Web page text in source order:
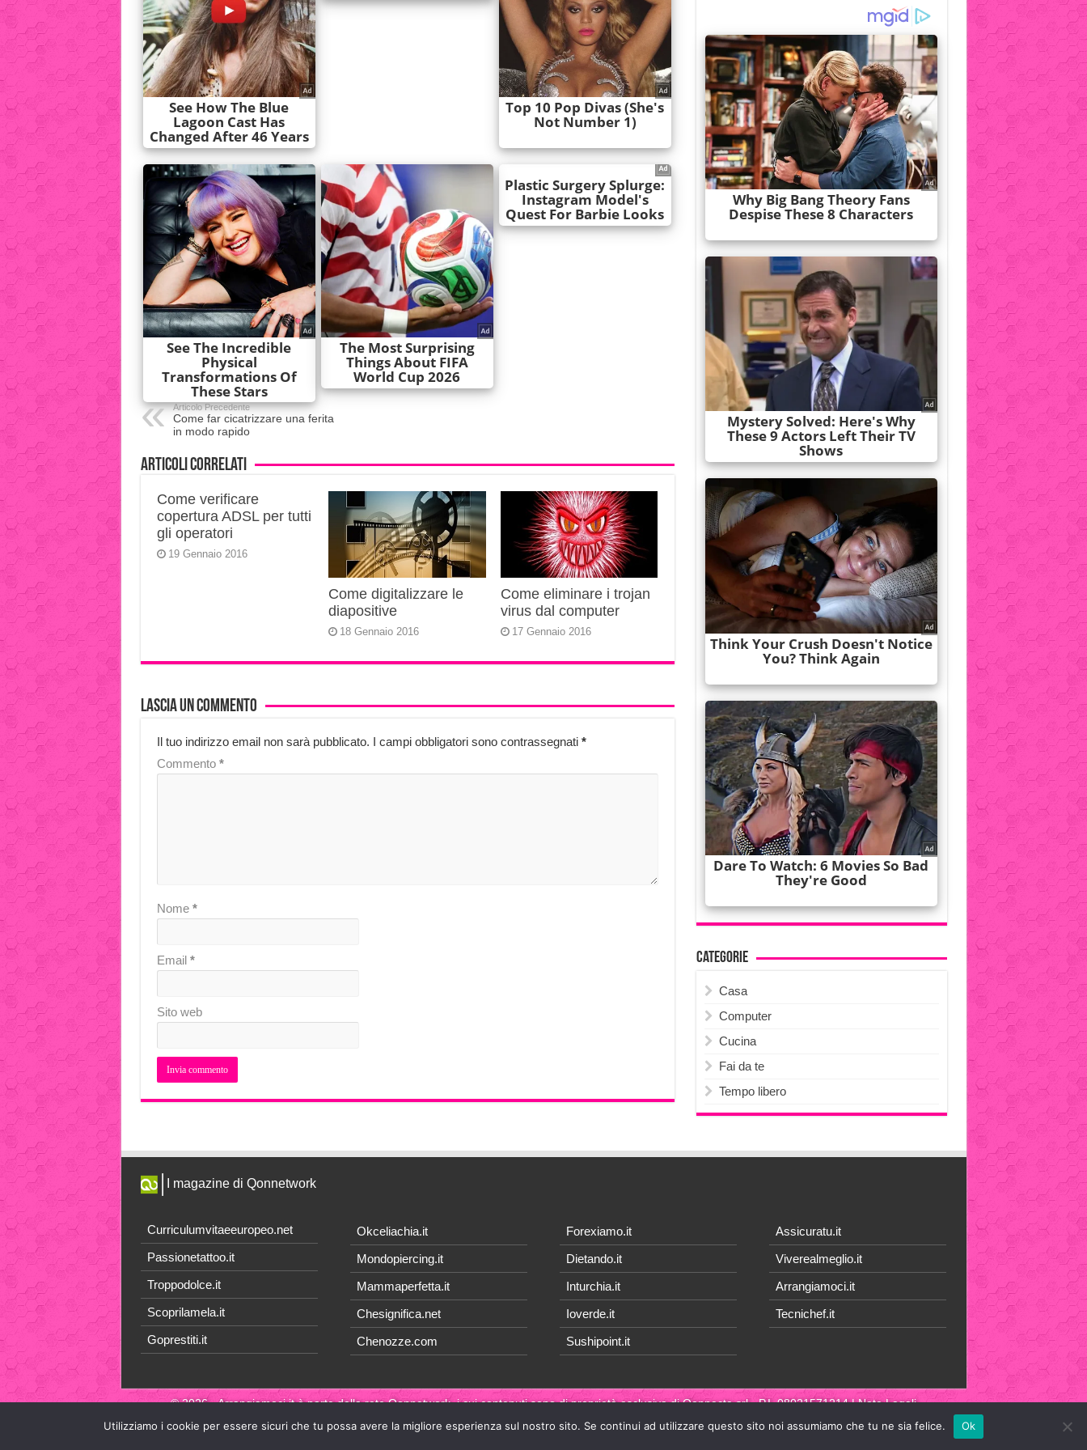
Articolo Precedente
Come far cicatrizzare una ferita
in modo rapido
Articoli correlati
Come verificare
copertura ADSL per tutti
gli operatori
19 Gennaio 2016
Come digitalizzare le
diapositive
18 Gennaio 2016
Come eliminare i trojan
virus dal computer
17 Gennaio 2016
Lascia un commento
Il tuo indirizzo email non sarà pubblicato. I campi obbligatori sono contrassegnati *
Commento *
Nome *
Email *
Sito web
Categorie
Casa
Computer
Cucina
Fai da te
Tempo libero
I magazine di Qonnetwork
Curriculumvitaeeuropeo.net
Passionetattoo.it
Troppodolce.it
Scoprilamela.it
Goprestiti.it
Okceliachia.it
Mondopiercing.it
Mammaperfetta.it
Chesignifica.net
Chenozze.com
Forexiamo.it
Dietando.it
Inturchia.it
Ioverde.it
Sushipoint.it
Assicuratu.it
Viverealmeglio.it
Arrangiamoci.it
Tecnichef.it
© 2026 - Arrangiamoci.it è parte della rete Qonnetwork, i cui contenuti sono di proprietà esclusiva diQonnecta srl- P.I. 08021571214 |Note Legali
Utilizziamo i cookie per essere sicuri che tu possa avere la migliore esperienza sul nostro sito. Se continui ad utilizzare questo sito noi assumiamo che tu ne sia felice.
Ok